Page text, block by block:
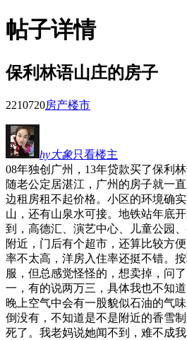
帖子详情
保利林语山庄的房子
2210720房产楼市
hy大象只看楼主
08年独创广州，13年贷款买了保利
随老公定居湛江，广州的房子就一
边租房租不起价格。小区的环境确
山，还有山泉水可接。地铁站年底
到，高德汇、演艺中心、儿童公园
附近，门后有个超市，还算比较方
率不太高，洋房入住率还挺不错。
服，但总感觉怪怪的，想卖掉，问
一，有的说两万三，具体我也不知
晚上空气中会有一股貌似石油的气
倒没有，不知道是不是附近的香雪
死了。我老妈说她闻不到，难不成